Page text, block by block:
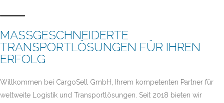
MASSGESCHNEIDERTE T
RANSPORTLÖSUNGEN FÜR IHREN E
RFOLG
Willkommen bei CargoSell GmbH, Ihrem kompetenten Partner für
weltweite Logistik und Transportlösungen. Seit 2018 bieten wir